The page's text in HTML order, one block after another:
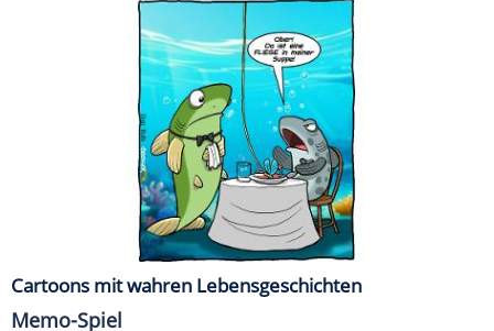
Cartoons mit wahren Lebensgeschichten
Memo-Spiel